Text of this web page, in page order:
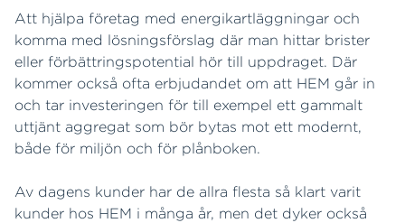
Att hjälpa företag med energikartläggningar och
komma med lösningsförslag där man hittar brister
eller förbättringspotential hör till uppdraget. Där
kommer också ofta erbjudandet om att HEM går in
och tar investeringen för till exempel ett gammalt
uttjänt aggregat som bör bytas mot ett modernt,
både för miljön och för plånboken.
Av dagens kunder har de allra flesta så klart varit
kunder hos HEM i många år, men det dyker också